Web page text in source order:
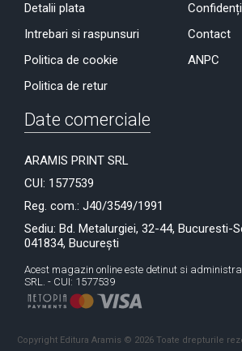
Detalii plata
Intrebari si raspunsuri
Politica de cookie
Politica de retur
Contact
ANPC
Date comerciale
ARAMIS PRINT SRL
CUI: 1577539
Reg. com.: J40/3549/1991
Sediu: Bd. Metalurgiei, 32-44, Bucuresti-
041834, București
Acest magazin online este detinut si
SRL. - CUI: 1577539
Copyright Editura Aramis © 2026 Toate drepturile